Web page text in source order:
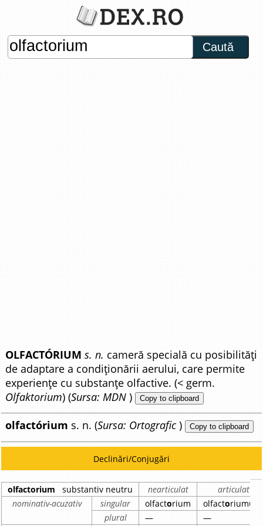
Caută
OLFACTÓRIUM s. n. cameră specială cu posibilități
de adaptare a condiționării aerului, care permite
experiențe cu substanțe olfactive. (< germ.
Olfaktorium) (Sursa: MDN ) Copy to clipboard
olfactórium s. n. (Sursa: Ortografic ) Copy to clipboard
Declinări/Conjugări
olfactorium substantiv neutru nearticulat
articulat
nominativ-acuzativ
singular olfactorium olfactoriumul
plural
—
—